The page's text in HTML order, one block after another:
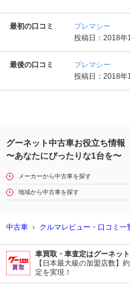
最初の口コミ
プレマシー
投稿日：2018年
最後の口コミ
プレマシー
投稿日：2018年
グーネット中古車お役立ち情報
〜あなたにぴったりな1台を〜
メーカーから中古車を探す
地域から中古車を探す
中古車 クルマレビュー・口コミ一
車買取・車査定はグーネッ
【日本最大級の加盟店数】
定を実現！